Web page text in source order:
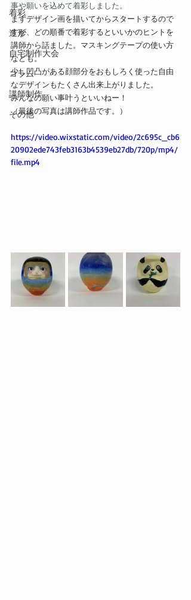
着彩
造形
自宅制作大会
コラム
講師制作
その他
事や願いを込めて着彩しました。
まずデザイン画を描いてからスタートするので
すが、どの順番で着彩するといいかのヒントを
講師から話ました。マスキングテープの使い方
なども。
少し凹凸がある顔部分をおもしろく使った自由
なデザインもたくさん出来上がりました。
みんなの願い事叶うといいねー！
（最後の写真は講師作品です。）
https://video.wixstatic.com/video/2c695c_cb6
20902ede743feb3163b4539eb27db/720p/mp4/
file.mp4